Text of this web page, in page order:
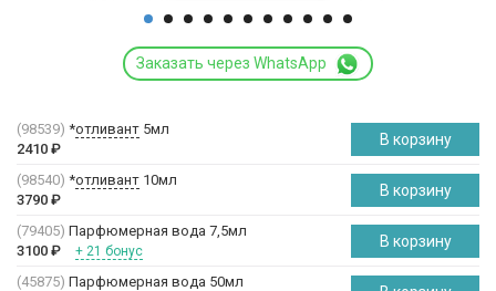
Заказать через WhatsApp
(98539) *отливант 5мл
2410 ₽
В корзину
(98540) *отливант 10мл
3790 ₽
В корзину
(79405) Парфюмерная вода 7,5мл
3100 ₽ + 21 бонус
В корзину
(45875) Парфюмерная вода 50мл